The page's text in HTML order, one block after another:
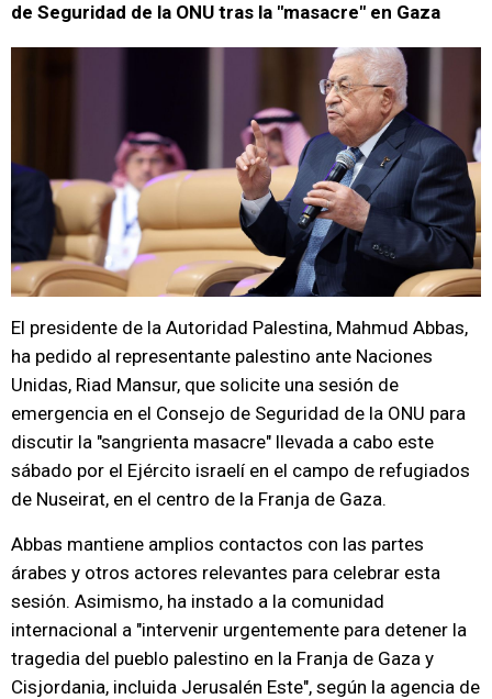
de Seguridad de la ONU tras la "masacre" en Gaza
El presidente de la Autoridad Palestina, Mahmud Abbas,
ha pedido al representante palestino ante Naciones
Unidas, Riad Mansur, que solicite una sesión de
emergencia en el Consejo de Seguridad de la ONU para
discutir la "sangrienta masacre" llevada a cabo este
sábado por el Ejército israelí en el campo de refugiados
de Nuseirat, en el centro de la Franja de Gaza.
Abbas mantiene amplios contactos con las partes
árabes y otros actores relevantes para celebrar esta
sesión. Asimismo, ha instado a la comunidad
internacional a "intervenir urgentemente para detener la
tragedia del pueblo palestino en la Franja de Gaza y
Cisjordania, incluida Jerusalén Este", según la agencia de